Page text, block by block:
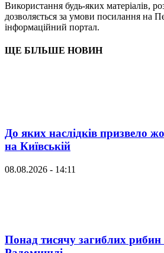
Використання будь-яких матеріалів,
дозволяється за умови посилання на
інформаційний портал.
ЩЕ БІЛЬШЕ НОВИН
До яких наслідків призвело
на Київській
08.08.2026 - 14:11
Понад тисячу загиблих рибин